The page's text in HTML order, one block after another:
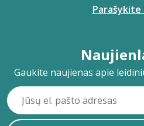
Parašykite
Gaukite naujienas apie